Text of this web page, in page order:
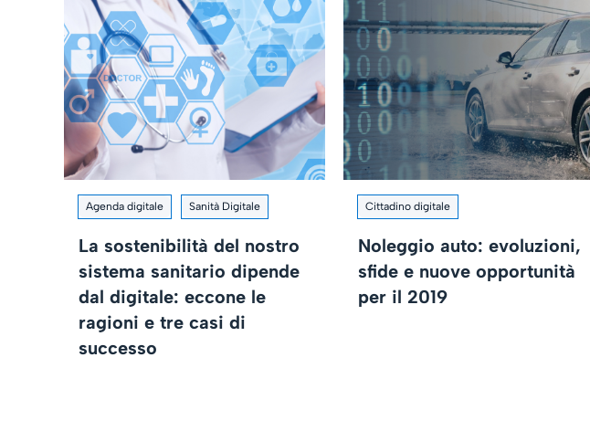
Agenda digitale Sanità Digitale
La sostenibilità del nostro
sistema sanitario dipende
dal digitale: eccone le
ragioni e tre casi di
successo
Cittadino digitale
Noleggio auto: evoluzioni,
sfide e nuove opportunità
per il 2019